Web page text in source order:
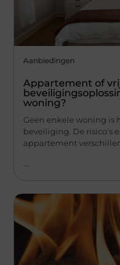
Aanbiedingen
Appartement of
woning?
Geen enkele woning is
beveiliging. De risico’s
appartement
...